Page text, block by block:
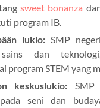
sweet bonanza
program IB.
lukio:SMP
dan
program STEM yang
keskuslukio: SMP
seni dan